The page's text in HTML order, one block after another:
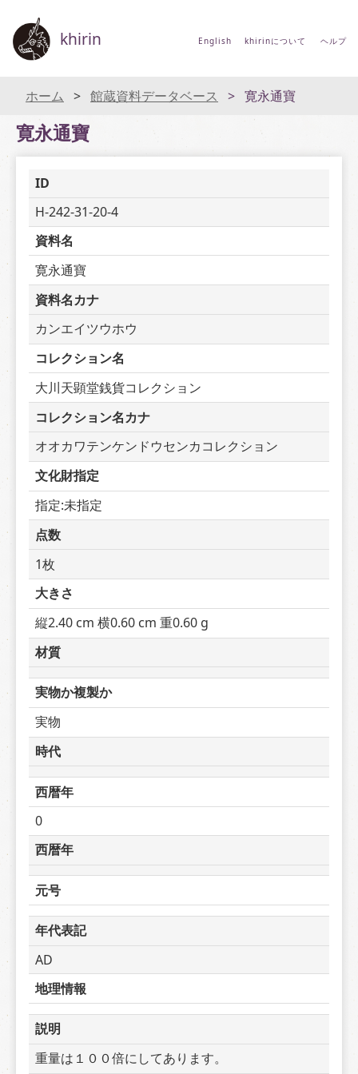
khirin English khirinについて ヘルプ
ホーム 館蔵資料データベース 寛永通寶
寛永通寶
ID
H-242-31-20-4
資料名
寛永通寶
資料名カナ
カンエイツウホウ
コレクション名
大川天顕堂銭貨コレクション
コレクション名カナ
オオカワテンケンドウセンカコレクション
文化財指定
指定:未指定
点数
1枚
大きさ
縦2.40 cm 横0.60 cm 重0.60 g
材質
実物か複製か
実物
時代
西暦年
0
西暦年
元号
年代表記
AD
地理情報
説明
重量は１００倍にしてあります。